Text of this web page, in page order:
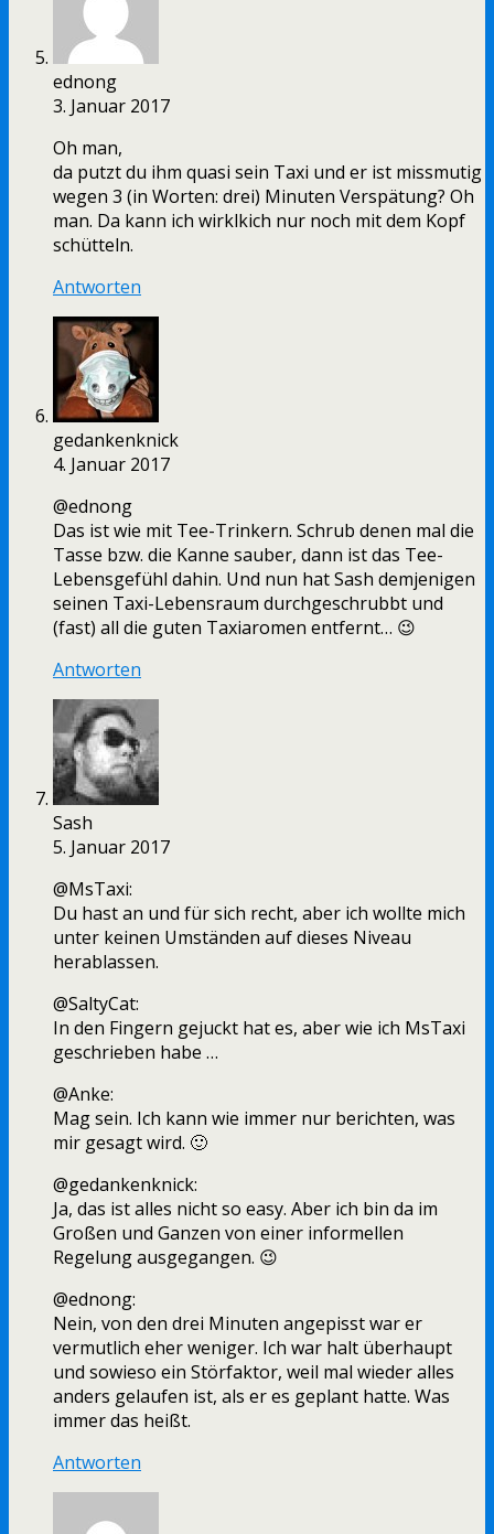
ednong
3. Januar 2017
Oh man,
da putzt du ihm quasi sein Taxi und er ist missmutig
wegen 3 (in Worten: drei) Minuten Verspätung? Oh
man. Da kann ich wirklkich nur noch mit dem Kopf
schütteln.
Antworten
gedankenknick
4. Januar 2017
@ednong
Das ist wie mit Tee-Trinkern. Schrub denen mal die
Tasse bzw. die Kanne sauber, dann ist das Tee-
Lebensgefühl dahin. Und nun hat Sash demjenigen
seinen Taxi-Lebensraum durchgeschrubbt und
(fast) all die guten Taxiaromen entfernt… 😉
Antworten
Sash
5. Januar 2017
@MsTaxi:
Du hast an und für sich recht, aber ich wollte mich
unter keinen Umständen auf dieses Niveau
herablassen.
@SaltyCat:
In den Fingern gejuckt hat es, aber wie ich MsTaxi
geschrieben habe …
@Anke:
Mag sein. Ich kann wie immer nur berichten, was
mir gesagt wird. 🙂
@gedankenknick:
Ja, das ist alles nicht so easy. Aber ich bin da im
Großen und Ganzen von einer informellen
Regelung ausgegangen. 😉
@ednong:
Nein, von den drei Minuten angepisst war er
vermutlich eher weniger. Ich war halt überhaupt
und sowieso ein Störfaktor, weil mal wieder alles
anders gelaufen ist, als er es geplant hatte. Was
immer das heißt.
Antworten